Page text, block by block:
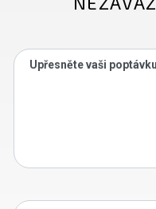
Upřesněte vaši poptávku